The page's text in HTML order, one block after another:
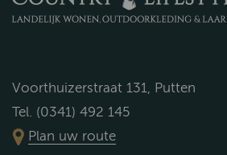
Voorthuizerstraat 131, Putten
Tel. (0341) 492 145
Plan uw route